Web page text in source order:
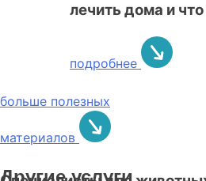
лечить дома и
подробнее
больше полезных
материалов
Другие услуги